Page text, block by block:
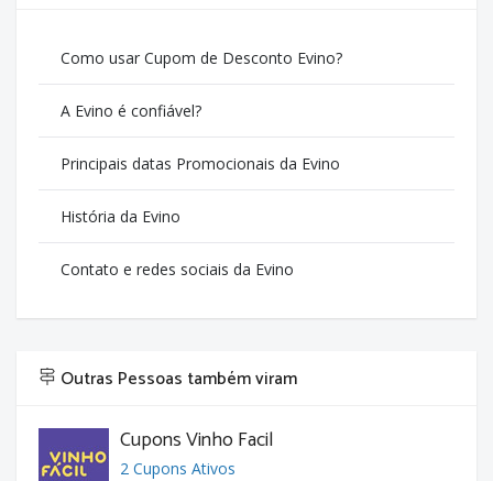
Como usar Cupom de Desconto Evino?
A Evino é confiável?
Principais datas Promocionais da Evino
História da Evino
Contato e redes sociais da Evino
Outras Pessoas também viram
Cupons Vinho Facil
2 Cupons Ativos